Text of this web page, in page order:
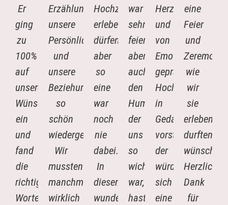
Er
ging
zu
100%
auf
unsere
Wünsche
ein
und
fand
die
richtigen
Worte
Erzählungen
unsere
Persönlichkeiten
und
unsere
Beziehung
so
schön
wiedergegeben.
Wir
mussten
manchmal
wirklich
Hochzeiten
erleben
dürfen,
aber
so
eine
war
noch
nie
dabei.
In
diesem
wunderschönen
war
sehr
feierlich,
aber
auch
den
Humor,
der
uns
so
wichtig
war,
hast
Herzlichkeit,
und
von
Emotionen
geprägte
Hochzeit
in
Gedanken
vorstellt,
der
würde
sich
eine
eine
Feier
und
wie
wir
sie
erleben
durften,
wünschen.
Herzlichen
Dank
für